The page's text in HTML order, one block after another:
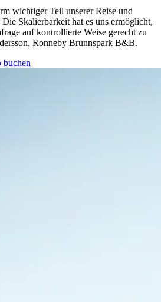
wichtiger Teil unserer Reise und
Die Skalierbarkeit hat es uns ermöglicht,
auf kontrollierte Weise gerecht zu
Ronneby Brunnspark B&B.
buchen